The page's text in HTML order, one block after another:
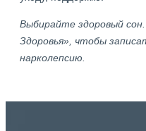
Выбирайте здоровый
Здоровья», чтобы
нарколепсию.